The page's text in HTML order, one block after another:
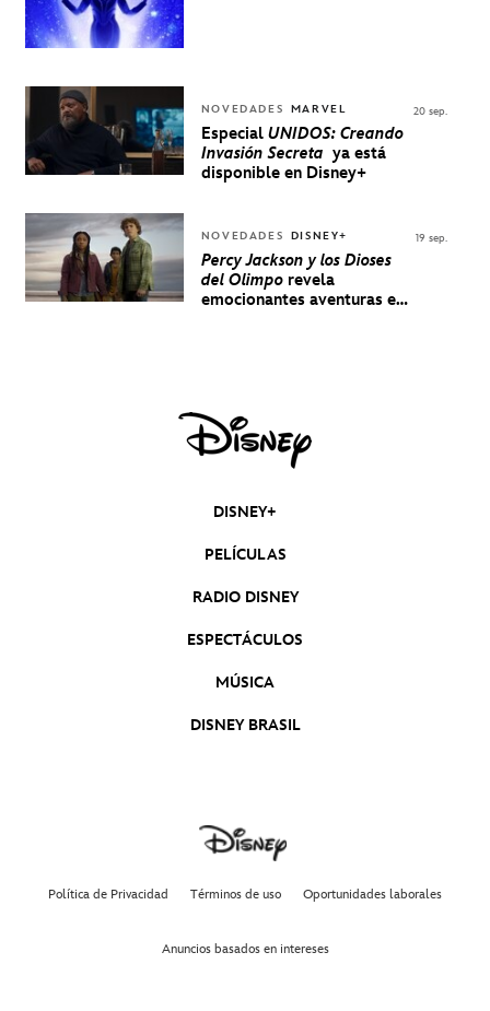
NOVEDADES MARVEL
Especial UNIDOS: Creando
Invasión Secreta ya está
disponible en Disney+
20 sep.
NOVEDADES DISNEY+
Percy Jackson y los Dioses
del Olimporevela
emocionantes aventuras en
19 sep.
DISNEY+
PELÍCULAS
RADIO DISNEY
ESPECTÁCULOS
MÚSICA
DISNEY BRASIL
Política de Privacidad Términos de uso Oportunidades laborales
Anuncios basados en intereses